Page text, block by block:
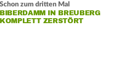
Schon zum dritten Mal
BIBERDAMM IN BREUBERG
KOMPLETT ZERSTÖRT